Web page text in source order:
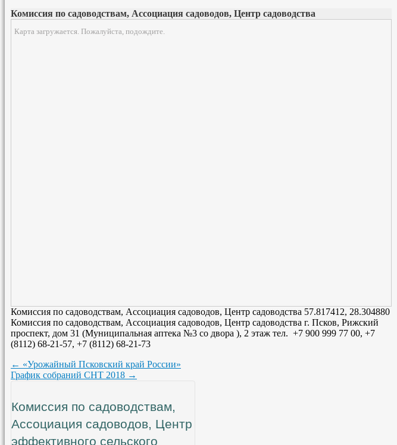
Комиссия по садоводствам, Ассоциация садоводов, Центр садоводства
Карта загружается. Пожалуйста, подождите.
Комиссия по садоводствам, Ассоциация садоводов, Центр садоводства 57.817412, 28.304880
Комиссия по садоводствам, Ассоциация садоводов, Центр садоводства г. Псков, Рижский
проспект, дом 31 (Муниципальная аптека №3 со двора ), 2 этаж тел. +7 900 999 77 00, +7
(8112) 68-21-57, +7 (8112) 68-21-73
← «Урожайный Псковский край России»
График собраний СНТ 2018 →
Комиссия по садоводствам,
Ассоциация садоводов, Центр
эффективного сельского